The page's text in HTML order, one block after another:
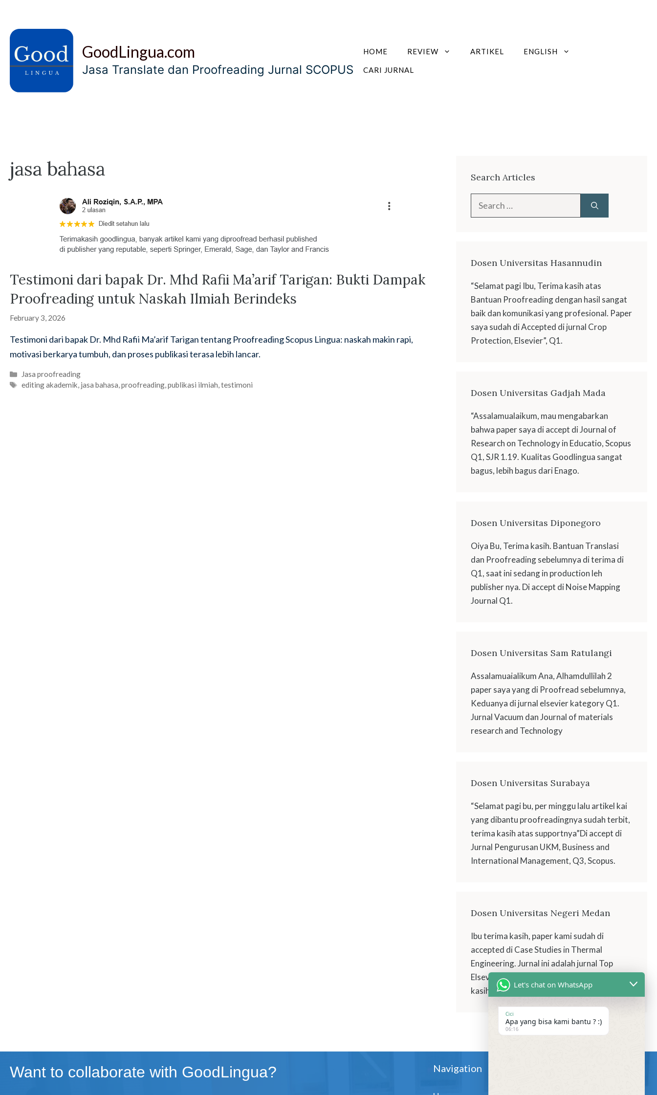
content
GoodLingua.com
Jasa Translate dan Proofreading Jurnal SCOPUS
HOME REVIEW ARTIKEL ENGLISH
CARI JURNAL
jasa bahasa
Testimoni dari bapak Dr. Mhd Rafii Ma’arif Tarigan: Bukti Dampak
Proofreading untuk Naskah Ilmiah Berindeks
February 3, 2026
Testimoni dari bapak Dr. Mhd Rafii Ma’arif Tarigan tentang Proofreading Scopus Lingua: naskah makin rapi,
motivasi berkarya tumbuh, dan proses publikasi terasa lebih lancar.
Categories
Jasa proofreading
Tags
editing akademik, jasa bahasa,proofreading,publikasi ilmiah,testimoni
Search Articles
Dosen Universitas Hasannudin
“Selamat pagi Ibu, Terima kasih atas
Bantuan Proofreading dengan hasil sangat
baik dan komunikasi yang profesional. Paper
saya sudah di Accepted di jurnal Crop
Protection, Elsevier”, Q1.
Dosen Universitas Gadjah Mada
“Assalamualaikum, mau mengabarkan
bahwa paper saya di accept di Journal of
Research on Technology in Educatio, Scopus
Q1, SJR 1.19. Kualitas Goodlingua sangat
bagus, lebih bagus dari Enago.
Dosen Universitas Diponegoro
Oiya Bu, Terima kasih. Bantuan Translasi
dan Proofreading sebelumnya di terima di
Q1, saat ini sedang in production leh
publisher nya. Di accept di Noise Mapping
Journal Q1.
Dosen Universitas Sam Ratulangi
Assalamuaialikum Ana, Alhamdullilah 2
paper saya yang di Proofread sebelumnya,
Keduanya di jurnal elsevier kategory Q1.
Jurnal Vacuum dan Journal of materials
research and Technology
Dosen Universitas Surabaya
“Selamat pagi bu, per minggu lalu artikel kai
yang dibantu proofreadingnya sudah terbit,
terima kasih atas supportnya”Di accept di
Jurnal Pengurusan UKM, Business and
International Management, Q3, Scopus.
Dosen Universitas Negeri Medan
Ibu terima kasih, paper kami sudah di
accepted di Case Studies in Thermal
Engineering. Jurnal ini adalah jurnal Top
Elsevier, Scopus, Q1. Kami ucapkan terima
kasih atas bantuan Proofread nya
Want to collaborate with GoodLingua? Navigation
Let's chat on WhatsApp
Cici
Apa yang bisa kami bantu ? :)
06:16